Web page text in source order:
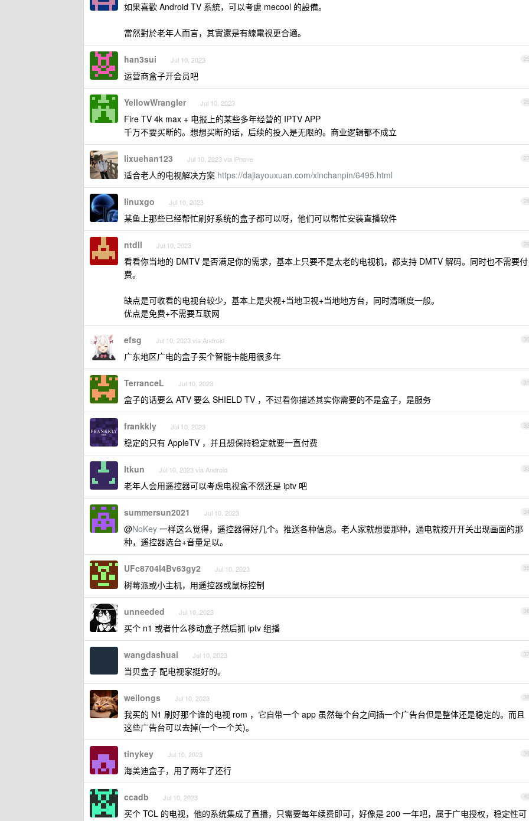
如果喜歡 Android TV 系統，可以考慮 mecool 的設備。
當然對於老年人而言，其實還是有線電視更合適。
25
han3sui Jul 10, 2023
运营商盒子开会员吧
26
YellowWrangler Jul 10, 2023
Fire TV 4k max + 电报上的某些多年经营的 IPTV APP
千万不要买断的。想想买断的话，后续的投入是无限的。商业逻辑都不成立
27
lixuehan123 Jul 10, 2023 via iPhone
适合老人的电视解决方案 https://dajiayouxuan.com/xinchanpin/6495.html
28
linuxgo Jul 10, 2023
某鱼上那些已经帮忙刷好系统的盒子都可以呀，他们可以帮忙安装直播软件
29
ntdll Jul 10, 2023
看看你当地的 DMTV 是否满足你的需求，基本上只要不是太老的电视机，都支持 DMTV 解码。同时也不需要付
费。
缺点是可收看的电视台较少，基本上是央视+当地卫视+当地地方台，同时清晰度一般。
优点是免费+不需要互联网
30
efsg Jul 10, 2023 via Android
广东地区广电的盒子买个智能卡能用很多年
31
TerranceL Jul 10, 2023
盒子的话要么 ATV 要么 SHIELD TV ，不过看你描述其实你需要的不是盒子，是服务
32
frankkly Jul 10, 2023
稳定的只有 AppleTV ，并且想保持稳定就要一直付费
33
ltkun Jul 10, 2023 via Android
老年人会用遥控器可以考虑电视盒不然还是 iptv 吧
34
summersun2021 Jul 10, 2023
@NoKey 一样这么觉得，遥控器得好几个。推送各种信息。老人家就想要那种，通电就按开开关出现画面的那
种，遥控器选台+音量足以。
35
UFc8704I4Bv63gy2 Jul 10, 2023
树莓派或小主机，用遥控器或鼠标控制
36
unneeded Jul 10, 2023
买个 n1 或者什么移动盒子然后抓 iptv 组播
37
wangdashuai Jul 10, 2023
当贝盒子 配电视家挺好的。
38
weilongs Jul 10, 2023
我买的 N1 刷好那个谁的电视 rom ，它自带一个 app 虽然每个台之间插一个广告台但是整体还是稳定的。而且
这些广告台可以去掉(一个一个关)。
39
tinykey Jul 10, 2023
海美迪盒子，用了两年了还行
40
ccadb Jul 10, 2023
买个 TCL 的电视，他的系统集成了直播，只需要每年续费即可，好像是 200 一年吧，属于广电授权，稳定性可